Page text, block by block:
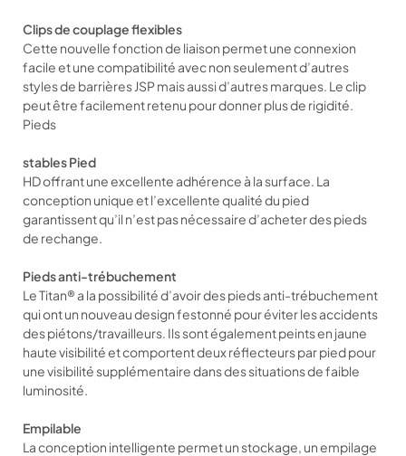
Clips de couplage flexibles
Cette nouvelle fonction de liaison permet une connexion
facile et une compatibilité avec non seulement d’autres
styles de barrières JSP mais aussi d’autres marques. Le clip
peut être facilement retenu pour donner plus de rigidité.
Pieds
stables Pied
HD offrant une excellente adhérence à la surface. La
conception unique et l’excellente qualité du pied
garantissent qu’il n’est pas nécessaire d’acheter des pieds
de rechange.
Pieds anti-trébuchement
Le Titan® a la possibilité d’avoir des pieds anti-trébuchement
qui ont un nouveau design festonné pour éviter les accidents
des piétons/travailleurs. Ils sont également peints en jaune
haute visibilité et comportent deux réflecteurs par pied pour
une visibilité supplémentaire dans des situations de faible
luminosité.
Empilable
La conception intelligente permet un stockage, un empilage